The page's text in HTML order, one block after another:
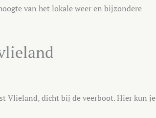
van het lokale weer en bijzondere
Vlieland, dicht bij de veerboot. Hier kun je